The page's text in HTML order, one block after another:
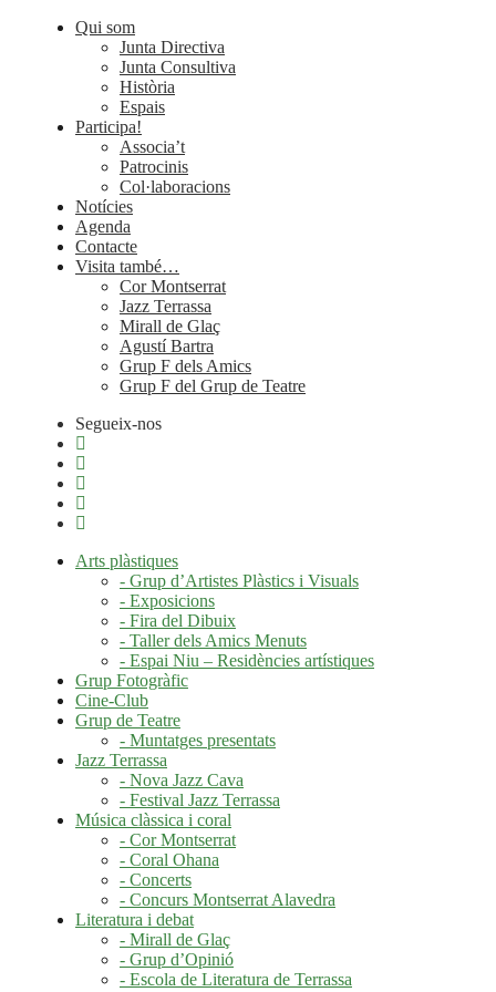
Qui som
Junta Directiva
Junta Consultiva
Història
Espais
Participa!
Associa’t
Patrocinis
Col·laboracions
Notícies
Agenda
Contacte
Visita també…
Cor Montserrat
Jazz Terrassa
Mirall de Glaç
Agustí Bartra
Grup F dels Amics
Grup F del Grup de Teatre
Segueix-nos
Arts plàstiques
- Grup d’Artistes Plàstics i Visuals
- Exposicions
- Fira del Dibuix
- Taller dels Amics Menuts
- Espai Niu – Residències artístiques
Grup Fotogràfic
Cine-Club
Grup de Teatre
- Muntatges presentats
Jazz Terrassa
- Nova Jazz Cava
- Festival Jazz Terrassa
Música clàssica i coral
- Cor Montserrat
- Coral Ohana
- Concerts
- Concurs Montserrat Alavedra
Literatura i debat
- Mirall de Glaç
- Grup d’Opinió
- Escola de Literatura de Terrassa